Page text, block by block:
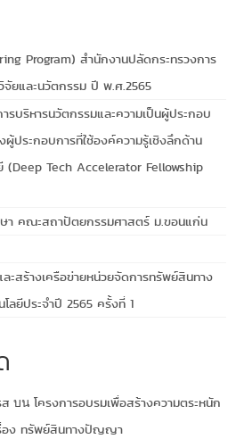
Program) สำนักงานปลัดกระทรวงการ
ยและนวัตกรรม ปี พ.ศ.2565
บริหารนวัตกรรมและความเป็นผู้ประกอบ
ผู้ประกอบการที่ใช้องค์ความรู้เชิงลึกด้าน
(Deep Tech Accelerator Fellowship
า คณะสถาปัตยกรรมศาสตร์ ม.ขอนแก่น
ะสร้างเครือข่ายหน่วยจัดการทรัพย์สินทาง
ลยีประจำปี 2565 ครั้งที่ 1
บน โครงการอบรมเพื่อสร้างความตระหนัก
รื่อง ทรัพย์สินทางปัญญา